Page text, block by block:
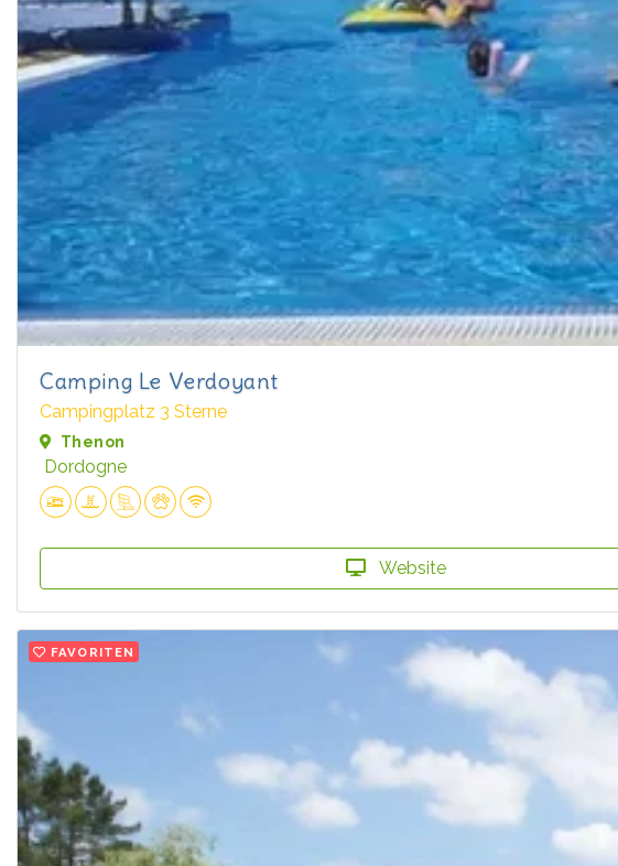
Camping Le Verdoyant
Campingplatz 3 Sterne
Thenon
Dordogne
Website
FAVORITEN